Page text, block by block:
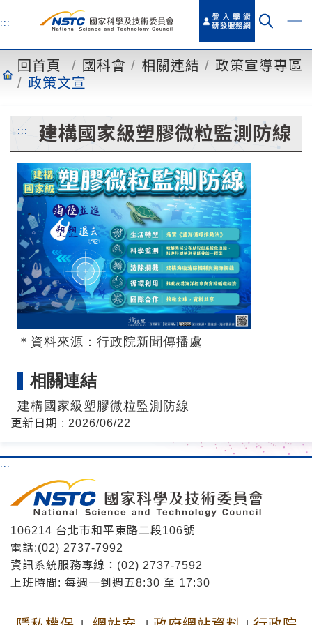
主
容
:::
回首頁 國科會 相關連結
政策宣導專區
政策文宣
::: 建構國家級塑膠微粒監測防線
＊資料來源：行政院新聞傳播處
相關連結
建構國家級塑膠微粒監測防線
更新日期 : 2026/06/22
:::
106214 台北市和平東路二段106號
電話:(02) 2737-7992
資訊系統服務專線：(02) 2737-7592
上班時間: 每週一到週五8:30 至 17:30